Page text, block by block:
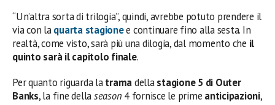
“Un’altra sorta di trilogia”, quindi, avrebbe potuto prendere il
via con laquarta stagionee continuare fino alla sesta. In
realtà, come visto, sarà più una dilogia, dal momento che il
quinto sarà il capitolo finale.
Per quanto riguarda latramadellastagione 5 di Outer
Banks, la fine dellaseason 4 fornisce le prime anticipazioni,